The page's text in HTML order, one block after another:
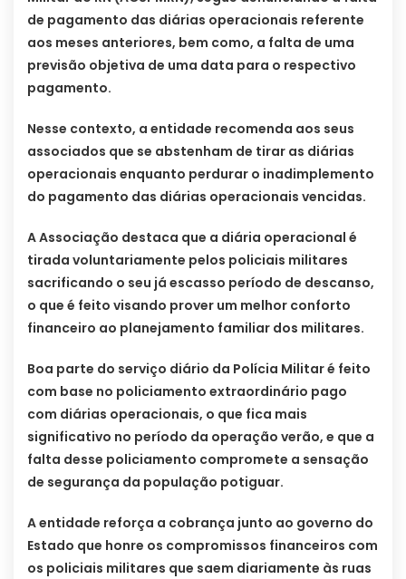
de pagamento das diárias operacionais referente
aos meses anteriores, bem como, a falta de uma
previsão objetiva de uma data para o respectivo
pagamento.
Nesse contexto, a entidade recomenda aos seus
associados que se abstenham de tirar as diárias
operacionais enquanto perdurar o inadimplemento
do pagamento das diárias operacionais vencidas.
A Associação destaca que a diária operacional é
tirada voluntariamente pelos policiais militares
sacrificando o seu já escasso período de descanso,
o que é feito visando prover um melhor conforto
financeiro ao planejamento familiar dos militares.
Boa parte do serviço diário da Polícia Militar é feito
com base no policiamento extraordinário pago
com diárias operacionais, o que fica mais
significativo no período da operação verão, e que a
falta desse policiamento compromete a sensação
de segurança da população potiguar.
A entidade reforça a cobrança junto ao governo do
Estado que honre os compromissos financeiros com
os policiais militares que saem diariamente às ruas